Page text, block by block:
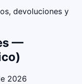
devoluciones y
—
2026